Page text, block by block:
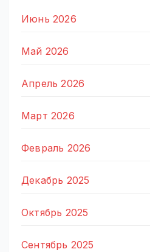
Июнь 2026
Май 2026
Апрель 2026
Март 2026
Февраль 2026
Декабрь 2025
Октябрь 2025
Сентябрь 2025